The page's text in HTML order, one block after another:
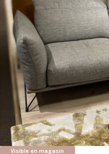
Visible en magasin